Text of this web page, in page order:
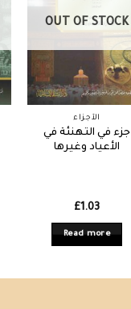
OUT OF STOCK
الأجزاء
جزء في التهنئة في
الأعياد وغيرها
£1.03
Read more